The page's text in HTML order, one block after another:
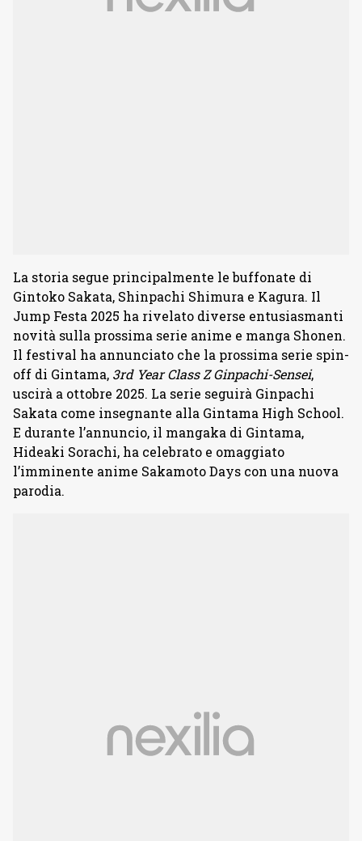
La storia segue principalmente le buffonate di
Gintoko Sakata, Shinpachi Shimura e Kagura. Il
Jump Festa 2025 ha rivelato diverse entusiasmanti
novità sulla prossima serie anime e manga Shonen.
Il festival ha annunciato che la prossima serie spin-
off di Gintama, 3rd Year Class Z Ginpachi-Sensei,
uscirà a ottobre 2025. La serie seguirà Ginpachi
Sakata come insegnante alla Gintama High School.
E durante l’annuncio, il mangaka di Gintama,
Hideaki Sorachi, ha celebrato e omaggiato
l’imminente anime Sakamoto Days con una nuova
parodia.